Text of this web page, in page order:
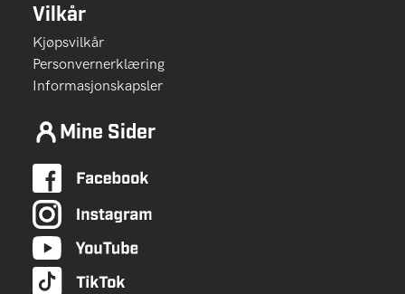
Vilkår
Kjøpsvilkår
Personvernerklæring
Informasjonskapsler
Mine Sider